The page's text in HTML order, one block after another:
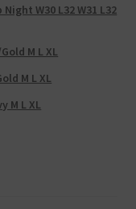
W30 L32 W31 L32
M L XL
M L XL
M L XL